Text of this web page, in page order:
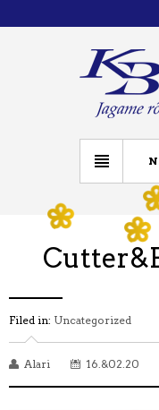
Filed in: Uncategorized
Alari 16.&02.20